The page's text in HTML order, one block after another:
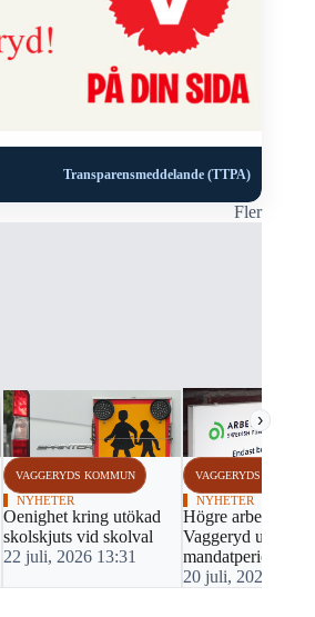
Transparensmeddelande (TTPA)
Fler
›
VAGGERYDS KOMMUN
NYHETER
Oenighet kring utökad
skolskjuts vid skolval
22 juli, 2026 13:31
VAGGERYDS KOMMUN
NYHETER
Högre arbetslöshet i
Vaggeryd under
mandatperioden
20 juli, 2026 10:32